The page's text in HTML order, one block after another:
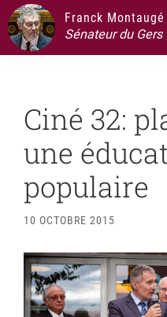
Passer
au
contenu
Passer
la
principale
Passer
au
pied
Franck Montaugé
Sénateur du Gers
Ciné 32:
une
populaire
10 OCTOBRE 2015